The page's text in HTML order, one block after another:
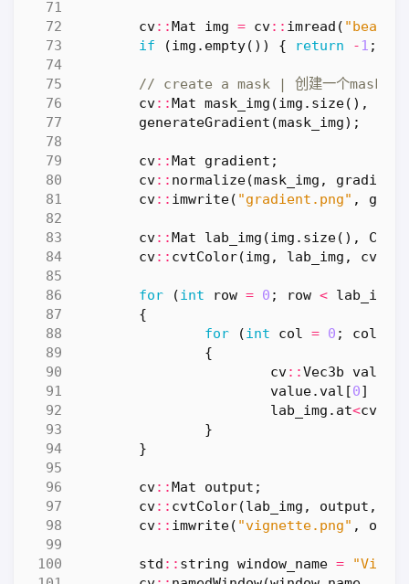
cv::Mat img = cv:: imread (
if
(img . empty()) { return - 1 ;
cv::Mat mask_img (img . size(),
generateGradient (mask_img);
cv::Mat gradient ;
cv:: normalize(mask_img , gradient
cv:: imwrite( "gradient.png" ,
cv::Mat lab_img (img . size(),
cv:: cvtColor(img , lab_img , cv
for (int row = 0 ; row < lab_img
{
for
(int col = 0 ; col
{
cv::Vec3b value
value.val [0]
lab_img . at<cv
}
}
cv::Mat output ;
cv:: cvtColor(lab_img , output ,
cv:: imwrite( "vignette.png" ,
std :: string window_name =